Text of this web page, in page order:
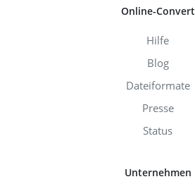
Online-Convert
Hilfe
Blog
Dateiformate
Presse
Status
Unternehmen